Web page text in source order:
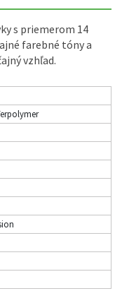
s priemerom 14
farebné tóny a
vzhľad.